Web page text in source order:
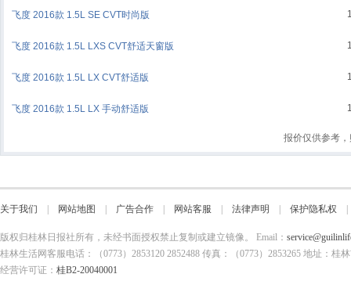
飞度 2016款 1.5L SE CVT时尚版
飞度 2016款 1.5L LXS CVT舒适天窗版
飞度 2016款 1.5L LX CVT舒适版
飞度 2016款 1.5L LX 手动舒适版
报价仅供参考
关于我们 网站地图 广告合作 网站客服 法律声明 保护隐私权
版权归桂林日报社所有，未经书面授权禁止复制或建立镜像。 Email：
桂林生活网客服电话：（0773）2853120 2852488 传真：（0773）2853265 地址：
经营许可证： 桂B2-20040001